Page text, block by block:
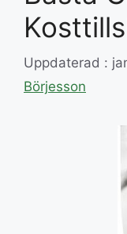
Uppdaterad :
Börjesson